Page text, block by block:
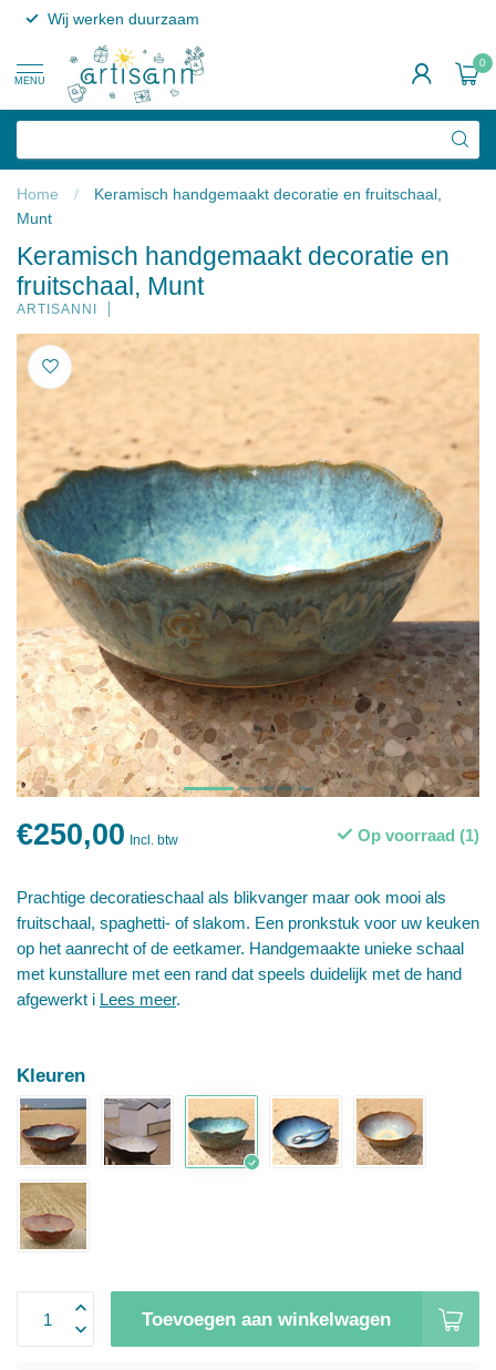
Wij werken duurzaam
MENU
0
Home /
Keramisch handgemaakt decoratie en fruitschaal,
Munt
Keramisch handgemaakt decoratie en
fruitschaal, Munt
ARTISANNI
€250,00 Incl. btw Op voorraad (1)
Prachtige decoratieschaal als blikvanger maar ook mooi als
fruitschaal, spaghetti- of slakom. Een pronkstuk voor uw keuken
op het aanrecht of de eetkamer. Handgemaakte unieke schaal
met kunstallure met een rand dat speels duidelijk met de hand
afgewerkt i Lees meer.
Kleuren
Toevoegen aan winkelwagen